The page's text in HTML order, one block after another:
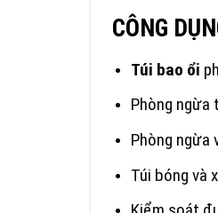
CÔNG
Túi bao ổi
Phòng ngừa
Phòng ngừa
Túi bóng và